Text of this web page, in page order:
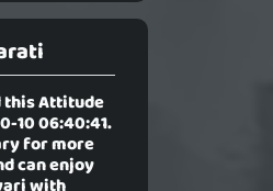
thisAttitude
10 06:40:41.
for more
can enjoy